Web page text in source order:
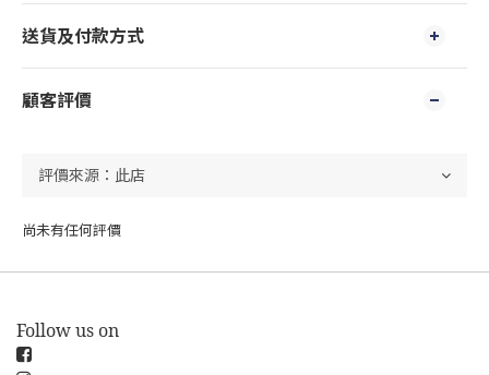
送貨及付款方式
顧客評價
尚未有任何評價
Follow us on